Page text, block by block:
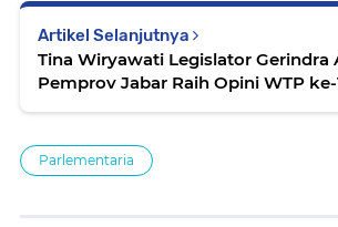
Artikel Selanjutnya
Tina Wiryawati Legislator Gerindra
Pemprov Jabar Raih Opini WTP ke-
Parlementaria